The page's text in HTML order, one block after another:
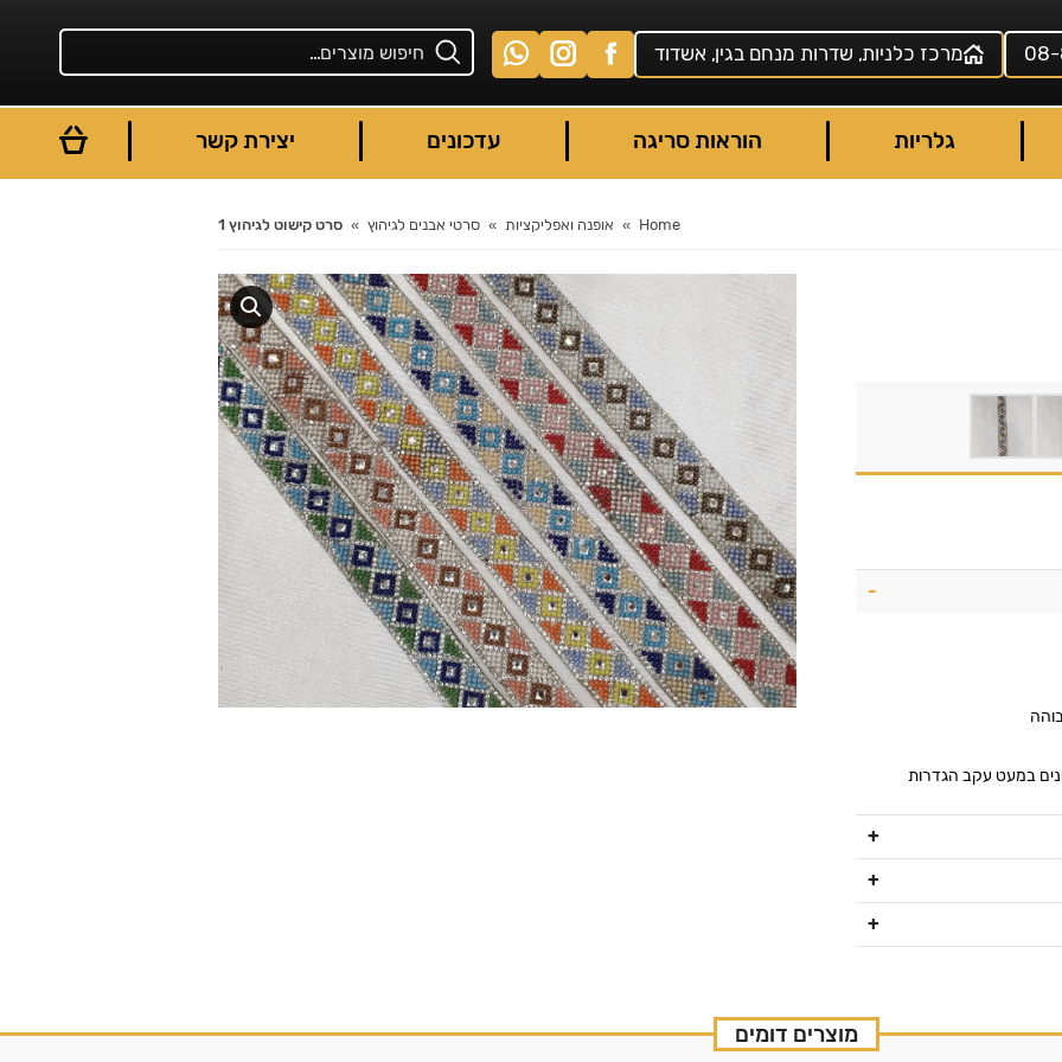
מרכז כלניות, שדרות מנחם בגין, אשדוד
גלריות הוראות סריגה עדכונים יצירת קשר
You are here: Home אופנה ואפליקציות סרטי אבנים לגיהוץ סרט קישוט לגיהוץ 1
במעט עקב הגדרות
מוצרים דומים